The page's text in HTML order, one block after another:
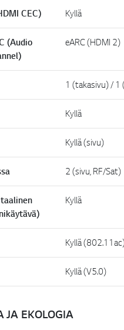
CEC) Kyllä
(Audio
eARC (HDMI 2)
1 (takasivu) / 1
Kyllä
Kyllä (sivu)
2 (sivu, RF/Sat)
Kyllä
Kyllä
Kyllä (V5.0)
JA EKOLOGIA